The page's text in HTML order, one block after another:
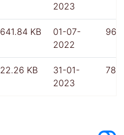
2023
641.84 KB
01-07-
2022
961
22.26 KB
31-01-
2023
782